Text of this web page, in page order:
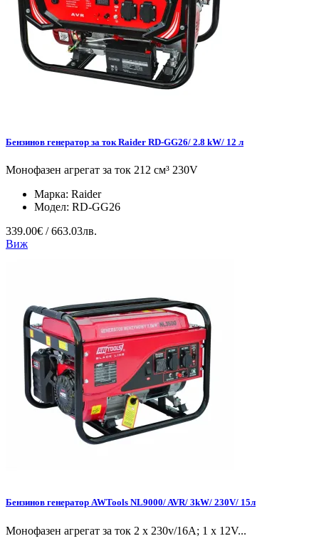
Бензинов генератор за ток Raider RD-GG26/ 2.8 kW/ 12 л
Монофазен агрегат за ток 212 см³ 230V
Марка: Raider
Модел: RD-GG26
339.00€ / 663.03лв.
Виж
Бензинов генератор AWTools NL9000/ AVR/ 3kW/ 230V/ 15л
Монофазен агрегат за ток 2 x 230v/16A; 1 x 12V...